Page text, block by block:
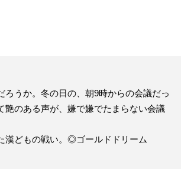
うか。冬の日の、朝9時からの会議だっ
のある声が、嫌で嫌でたまらない会議
漢どもの戦い。◎ゴールドドリーム